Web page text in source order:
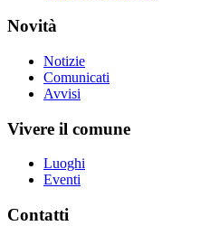
Novità
Notizie
Comunicati
Avvisi
Vivere il comune
Luoghi
Eventi
Contatti